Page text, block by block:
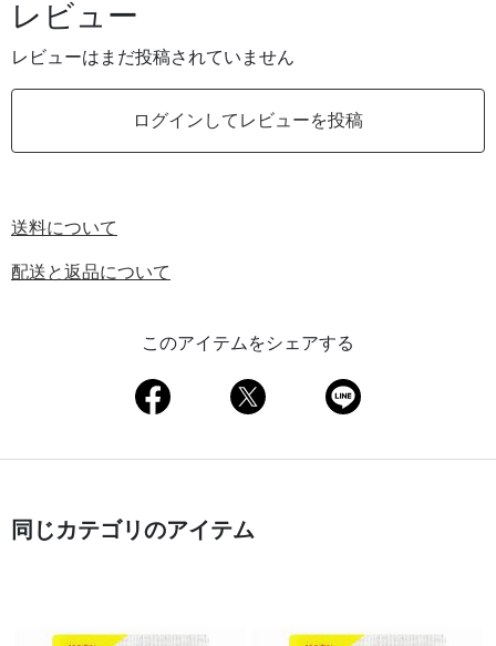
レビュー
レビューはまだ投稿されていません
ログインしてレビューを投稿
送料について
配送と返品について
このアイテムをシェアする
同じカテゴリのアイテム